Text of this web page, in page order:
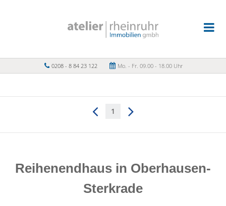
0208 - 8 84 23 122 Mo. - Fr. 09.00 - 18.00 Uhr
1
Reihenendhaus in Oberhausen-
Sterkrade